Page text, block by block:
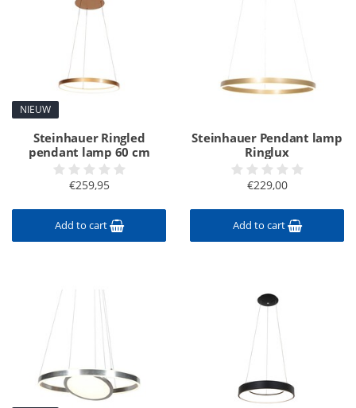
NIEUW
Steinhauer Ringled
pendant lamp 60 cm
€259,95
Add to cart
Steinhauer Pendant lamp
Ringlux
€229,00
Add to cart